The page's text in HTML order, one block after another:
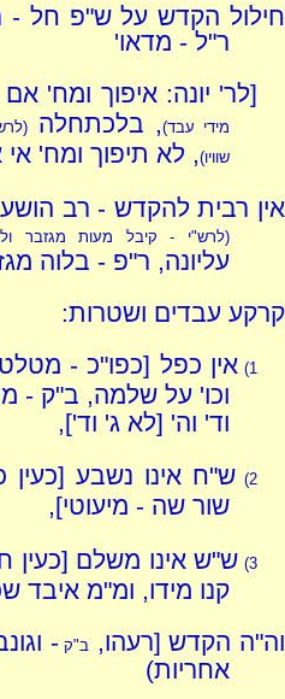
חילול הקדש על ש"פ חל - ר'
ר"ל - מדאו'
[לר' יונה: איפוך ומח'
מידי עבד), בלכתחלה
שוויו), לא תיפוך ומח'
אין רבית להקדש - רב
(לרש"י - קיבל מעות מגזבר
עליונה, ר"פ - בלוה
קרקע עבדים ושטרות:
1)
אין כפל [כפו"כ -
וכו' על שלמה, ב"ק -
וד' וה' [לא ג' וד'],
2) ש"ח אינו נשבע
שור שה - מיעוטי],
3) ש"ש אינו משלם [כעין
קנו מידו, ומ"מ איבד
וה"ה הקדש [רעהו, ב"ק -
אחריות)